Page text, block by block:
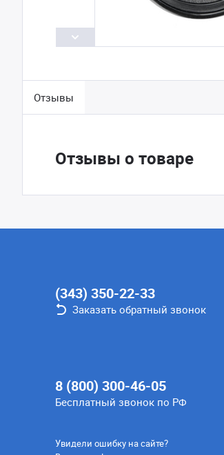
Отзывы
Отзывы о товаре
(343) 350-22-33
Заказать обратный звонок
8 (800) 300-46-05
Бесплатный звонок по РФ
Увидели ошибку на сайте?